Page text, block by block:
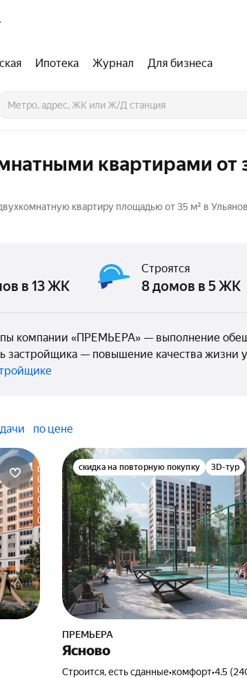
Ипотека Журнал Для бизнеса
квартирами от
квартиру площадью от 35 м² в
в 13 ЖК
Строятся
8 домов в 5 ЖК
компании «ПРЕМЬЕРА» — выполнение
застройщика — повышение качества жизни
по цене
скидка на повторную покупку 3D-тур
ПРЕМЬЕРА
Ясново
Строится, есть сданные•комфорт•4.5